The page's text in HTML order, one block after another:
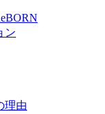
ン
理由